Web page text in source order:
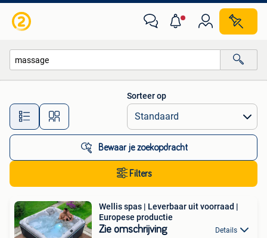
Alle afstanden…
Sorteer op
Bewaar je zoekopdracht
Filters
Wellis spas | Leverbaar uit voorraad |
Europese productie
Zie omschrijving Details